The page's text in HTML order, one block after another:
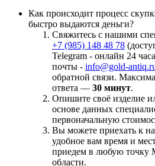
Как происходит процесс
быстро выдаются деньги?
Свяжитесь с нашими
+7 (985) 148 48 78
Telegram - онлайн 24
почты - info@gold-
обратной связи.
ответа — 30 минут.
Опишите своё изделие
основе данных
первоначальную
Вы можете приехать к
удобное вам время и
приедем в любую точку
области.